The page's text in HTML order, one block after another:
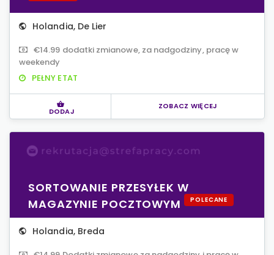
Holandia, De Lier
€14.99 dodatki zmianowe, za nadgodziny, pracę w
weekendy
PEŁNY ETAT
DODAJ
ZOBACZ WIĘCEJ
SORTOWANIE PRZESYŁEK W
MAGAZYNIE POCZTOWYM
POLECANE
Holandia, Breda